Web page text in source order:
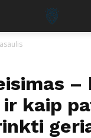
–
kaip